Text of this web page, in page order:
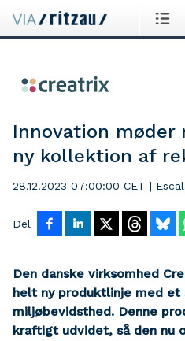
Innovation
ny kollektion af
28.12.2023 07:00:00 CET |
Del
Den danske virksomhed
helt ny produktlinje med et
miljøbevidsthed. Denne
kraftigt udvidet, så den nu